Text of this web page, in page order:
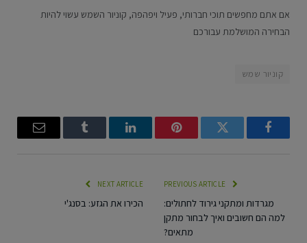
אם אתם מחפשים תוכי חברותי, פעיל ויפהפה, קוניור השמש עשוי להיות
הבחירה המושלמת עבורכם
קוניור שמש
Facebook
Twitter
Pinterest
LinkedIn
Tumblr
Email
מגרדות ומתקני גירוד לחתולים:
למה הם חשובים ואיך לבחור מתקן
מתאים?
NEXT ARTICLE
הכירו את הגזע: בסנג'י